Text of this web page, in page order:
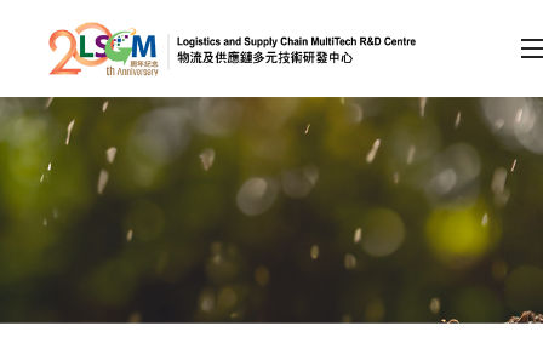
跳到內容（按回車鍵）
會員登入
A A EN 繁 简